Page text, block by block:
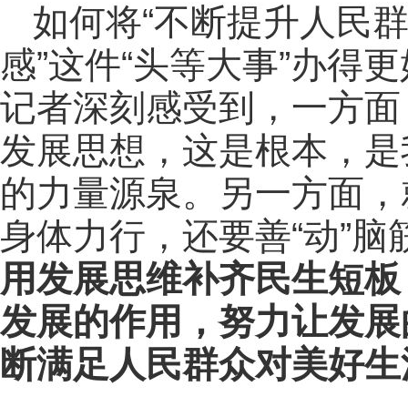
如何将“不断提升人民
感”这件“头等大事”办得
记者深刻感受到， 一方
发展思想，这是根本，
的力量源泉。另一方面
身体力行，还要善“动”脑
用发展思维补齐民生短
发展的作用，努力让发
断满足人民群众对美好